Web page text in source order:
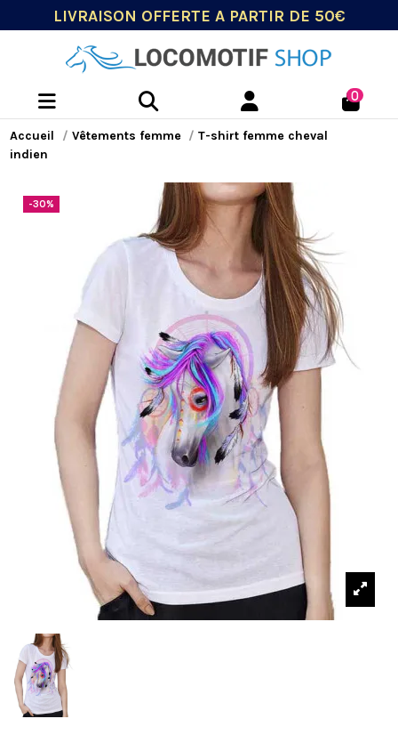
LIVRAISON OFFERTE A PARTIR DE 50€
0
Accueil Vêtements femme
T-shirt femme cheval
indien
-30%